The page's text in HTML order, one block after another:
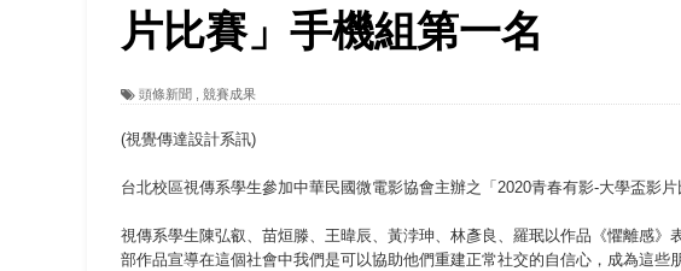
【 第404期 】以品格奠基、用領導領航：中國科大雙校區學生
【 第404期 】此夏，向未來！ 中國科大新竹畢典青銀共學、逐
領航AI創先例！ 數媒系錄音室獲「杜比全景聲」與「Wwise」
片比賽」手機組第一名
頭條新聞 競賽成果
(視覺傳達設計系訊)
台北校區視傳系學生參加中華民國微電影協會主辦之「2020青春有影-大學盃影
視傳系學生陳弘叡、苗烜滕、王暐辰、黃浡珅、林彥良、羅珉以作品《懼離感
部作品宣導在這個社會中我們是可以協助他們重建正常社交的自信心，成為這